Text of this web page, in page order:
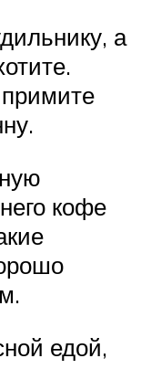
а
кофе
едой,